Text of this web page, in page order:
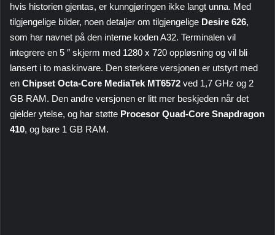
hvis historien gjentas, er kunngjøringen ikke langt unna. Med
tilgjengelige bilder, noen detaljer om tilgjengelige Desire 626,
som har navnet på den interne koden A32. Terminalen vil
integrere en 5 ″ skjerm med 1280 x 720 oppløsning og vil bli
lansert i to maskinvare. Den sterkere versjonen er utstyrt med
en Chipset Octa-Core MediaTek MT6572 ved 1,7 GHz og 2
GB RAM. Den andre versjonen er litt mer beskjeden når det
gjelder ytelse, og har støtte Procesor Quad-Core Snapdragon
410, og bare 1 GB RAM.